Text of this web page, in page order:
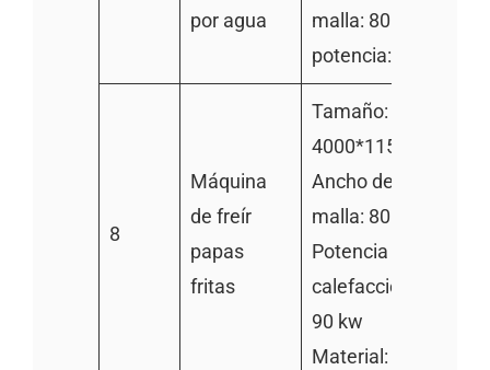
por agua
malla: 800mm
potencia: 5.5kw
8
Máquina
de freír
papas
fritas
Tamaño:
Ancho de la cinta de
malla: 800mm
Potencia de
calefacción
90 kw
Material: 304SS